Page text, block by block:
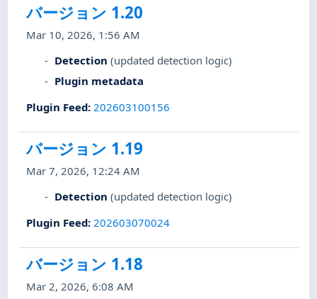
バージョン 1.20
Mar 10, 2026, 1:56 AM
Detection (updated detection logic)
Plugin metadata
Plugin Feed: 202603100156
バージョン 1.19
Mar 7, 2026, 12:24 AM
Detection (updated detection logic)
Plugin Feed: 202603070024
バージョン 1.18
Mar 2, 2026, 6:08 AM